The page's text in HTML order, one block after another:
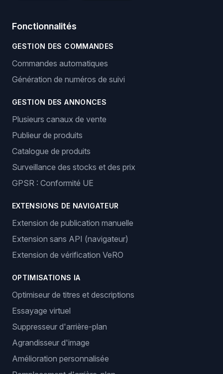
Fonctionnalités
GESTION DES COMMANDES
Commandes automatiques
Génération de numéros de suivi
GESTION DES ANNONCES
Plusieurs canaux de vente
Publieur de produits
Catalogue de produits
Surveillance des stocks et des prix
GPSR : Conformité UE
EXTENSIONS DE NAVIGATEUR
Extension de publication manuelle
Extension sans API (navigateur)
Extension de vérification VeRO
OPTIMISATIONS IA
Optimiseur de titres et descriptions
Essayage virtuel
Suppresseur d'arrière-plan
Agrandisseur d'image
Amélioration personnalisée